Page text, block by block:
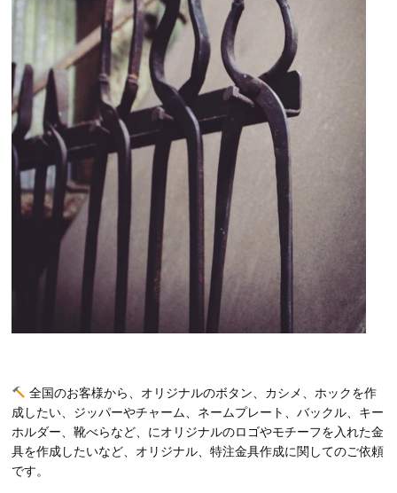
全国のお客様から、オリジナルのボタン、カシメ、ホックを作
成したい、ジッパーやチャーム、ネームプレート、バックル、キー
ホルダー、靴べらなど、にオリジナルのロゴやモチーフを入れた金
具を作成したいなど、オリジナル、特注金具作成に関してのご依頼
です。